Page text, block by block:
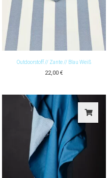
Outdoorstoff // Zante // Blau Weiß
22,00 €